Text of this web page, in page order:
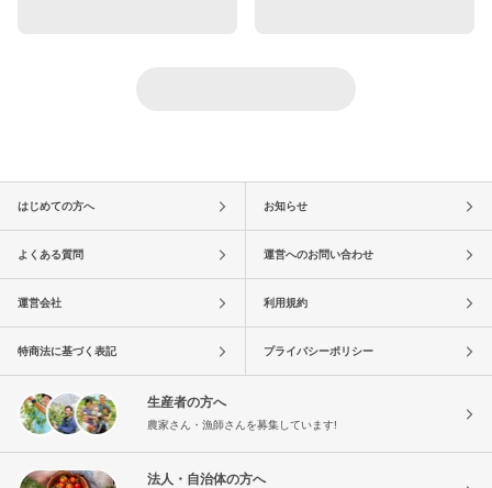
はじめての方へ お知らせ
よくある質問 運営へのお問い合わせ
運営会社 利用規約
特商法に基づく表記 プライバシーポリシー
生産者の方へ
農家さん・漁師さんを募集しています!
法人・自治体の方へ